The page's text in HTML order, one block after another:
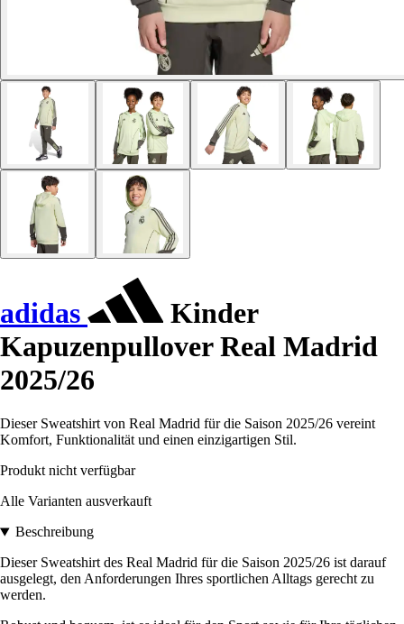
adidas
Kinder
Kapuzenpullover Real Madrid
2025/26
Dieser Sweatshirt von Real Madrid für die Saison 2025/26 vereint
Komfort, Funktionalität und einen einzigartigen Stil.
Produkt nicht verfügbar
Alle Varianten ausverkauft
Beschreibung
Dieser Sweatshirt des Real Madrid für die Saison 2025/26 ist darauf
ausgelegt, den Anforderungen Ihres sportlichen Alltags gerecht zu
werden.